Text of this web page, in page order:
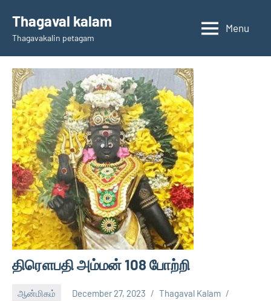
content
Thagaval kalam
Thagavakalin petagam
Menu
திரௌபதி அம்மன் 108 போற்றி
ஆன்மிகம் December 27, 2023
Thagaval Kalam